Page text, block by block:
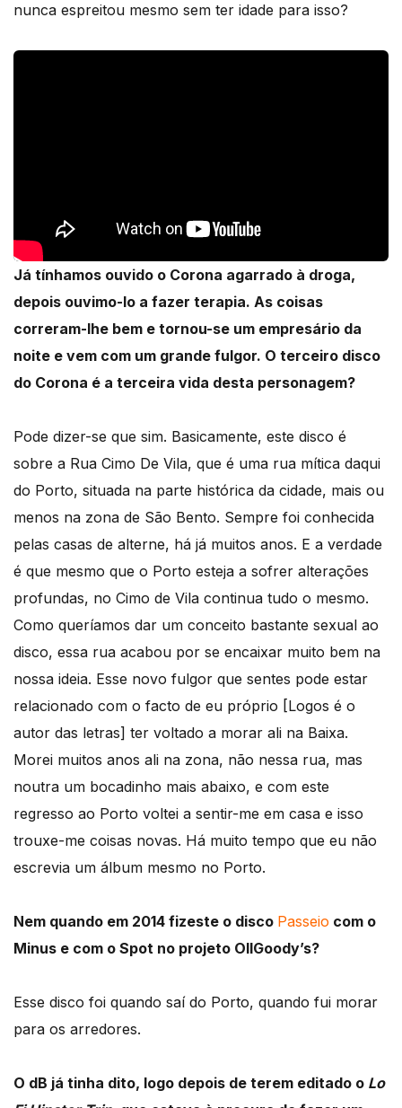
nunca espreitou mesmo sem ter idade para isso?
Já tínhamos ouvido o Corona agarrado à droga,
depois ouvimo-lo a fazer terapia. As coisas
correram-lhe bem e tornou-se um empresário da
noite e vem com um grande fulgor. O terceiro disco
do Corona é a terceira vida desta personagem?
Pode dizer-se que sim. Basicamente, este disco é
sobre a Rua Cimo De Vila, que é uma rua mítica daqui
do Porto, situada na parte histórica da cidade, mais ou
menos na zona de São Bento. Sempre foi conhecida
pelas casas de alterne, há já muitos anos. E a verdade
é que mesmo que o Porto esteja a sofrer alterações
profundas, no Cimo de Vila continua tudo o mesmo.
Como queríamos dar um conceito bastante sexual ao
disco, essa rua acabou por se encaixar muito bem na
nossa ideia. Esse novo fulgor que sentes pode estar
relacionado com o facto de eu próprio [Logos é o
autor das letras] ter voltado a morar ali na Baixa.
Morei muitos anos ali na zona, não nessa rua, mas
noutra um bocadinho mais abaixo, e com este
regresso ao Porto voltei a sentir-me em casa e isso
trouxe-me coisas novas. Há muito tempo que eu não
escrevia um álbum mesmo no Porto.
Nem quando em 2014 fizeste o disco Passeio com o
Minus e com o Spot no projeto OllGoody’s?
Esse disco foi quando saí do Porto, quando fui morar
para os arredores.
O dB já tinha dito, logo depois de terem editado o Lo